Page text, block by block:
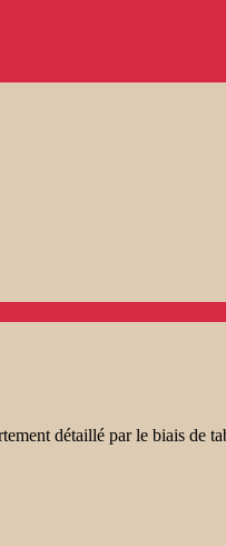
détaillé par le biais de